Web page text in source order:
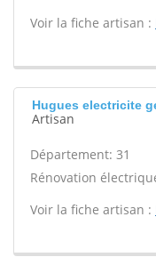
Voir la fiche artisan :
Hugues electricite
Artisan
Département: 31
Rénovation
Voir la fiche artisan :